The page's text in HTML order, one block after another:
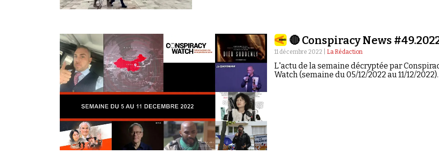
🔴 Conspiracy News
11 décembre 2022 | La Rédaction
L'actu de la semaine décryptée par
Watch (semaine du 05/12/2022 au 11/12/2022).